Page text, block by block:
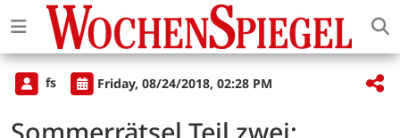
fs Friday, 08/24/2018, 02:28 PM